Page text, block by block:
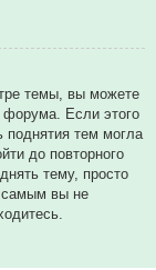
темы, вы можете
форума. Если этого
поднятия тем могла
до повторного
тему, просто
самым вы не